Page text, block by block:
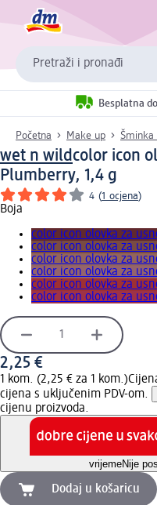
Pretraži i pronađi
Besplatna
Početna Make up Šminka
wet n wildcolor icon
Plumberry, 1,4 g
4 (1 ocjena)
Boja
color icon olovka za
color icon olovka za
color icon olovka za
color icon olovka za
color icon olovka za
color icon olovka za
2,25 €
1 kom. (2,25 € za 1 kom.)
cijena s uključenim PDV-om.
cijenu proizvoda.
vrijemeNije
Dodaj u košaricu